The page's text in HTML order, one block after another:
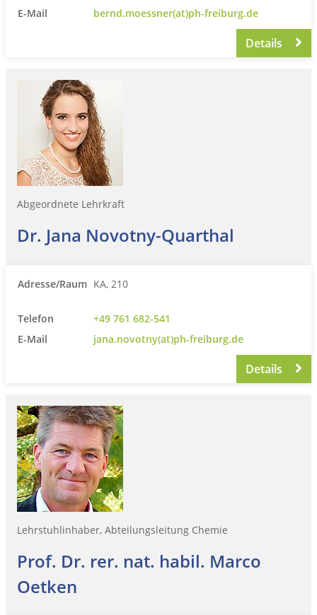
E-Mail
bernd.moessner(at)ph-freiburg.de
Details
Abgeordnete Lehrkraft
Dr. Jana Novotny-Quarthal
Adresse/Raum KA, 210
Telefon
+49 761 682-541
E-Mail
jana.novotny(at)ph-freiburg.de
Details
Lehrstuhlinhaber, Abteilungsleitung Chemie
Prof. Dr. rer. nat. habil. Marco
Oetken